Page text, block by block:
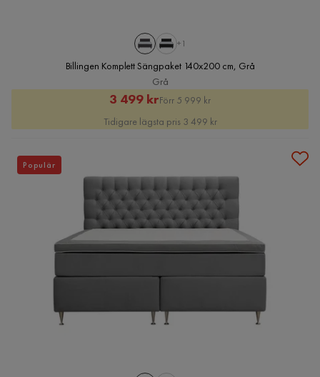
+1
Billingen Komplett Sängpaket 140x200 cm, Grå
Grå
Rabatterat
Pris
3 499 krOriginal
Pris
Förr 5 999 kr
Tidigare lägsta pris 3 499 kr
Populär